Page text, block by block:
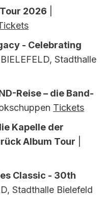
2026
- Celebrating
BIELEFELD, Stadthalle
Reise – die Band-
Tickets
Kapelle der
Album Tour
Classic - 30th
Stadthalle Bielefeld